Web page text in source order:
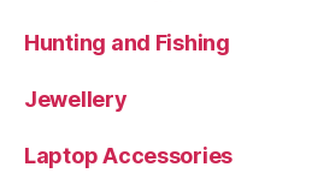
Hunting and Fishing
Jewellery
Laptop Accessories